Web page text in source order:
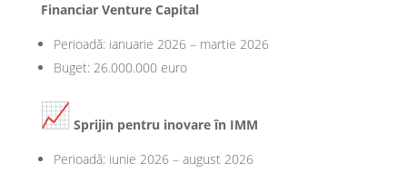
Financiar Venture Capital
Perioadă: ianuarie 2026 – martie 2026
Buget: 26.000.000 euro
Sprijin pentru inovare în IMM
Perioadă: iunie 2026 – august 2026